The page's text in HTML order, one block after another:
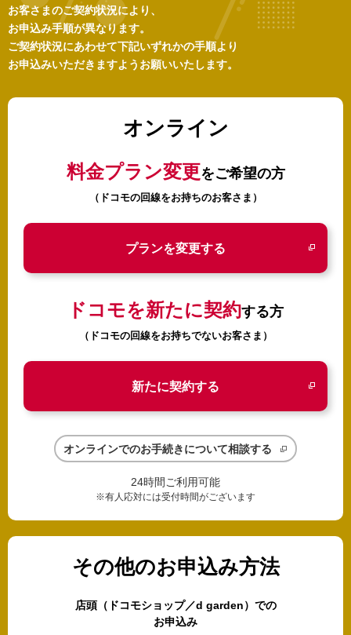
お客さまのご契約状況により、
お申込み手順が異なります。
ご契約状況にあわせて下記いずれかの手順より
お申込みいただきますようお願いいたします。
オンライン
料金プラン変更をご希望の方
（ドコモの回線をお持ちのお客さま）
プランを変更する
ドコモを新たに契約する方
（ドコモの回線をお持ちでないお客さま）
新たに契約する
オンラインでのお手続きについて相談する
24時間ご利用可能
※有人応対には受付時間がございます
その他のお申込み方法
店頭（ドコモショップ／d garden）での
お申込み